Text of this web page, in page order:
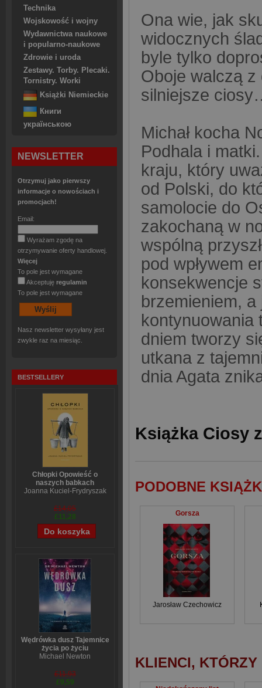
Technika
Wojskowość i wojny
Wydawnictwa naukowe
i popularno-naukowe
Zdrowie i uroda
Zestawy. Torby. Plecaki.
Tornistry. Worki
Książki Niemieckie
Книги
українською
NEWSLETTER
Otrzymuj jako pierwszy
informacje o nowościach i
promocjach!
Email:
Wyrażam zgodę na
otrzymywanie oferty handlowej.
Więcej
To pole jest wymagane
Akceptuję regulamin
To pole jest wymagane
Nasz newsletter wysyłany jest
zwykle raz na miesiąc.
BESTSELLERY
Chłopki Opowieść o
naszych babkach
Joanna Kuciel-Frydryszak
£14,05
£11,28
Wędrówka dusz Tajemnice
życia po życiu
Michael Newton
£11,93
£9,59
Ona wie, jak
widocznych
byle tylko
Oboje walczą
silniejsze
Michał kocha
Podhala i
kraju, który
od Polski, do
samolocie do
zakochaną w
wspólną
pod wpływem
konsekwencje
brzemieniem,
kontynuowania
dniem tworzy
utkana z
dnia Agata
Książka Ciosy
PODOBNE
Gorsza
Jarosław Czechowicz
KLIENCI,